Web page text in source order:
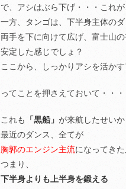
で、アシはぶら下げ・・・これ
一方、タンゴは、下半身主体のダ
両手を下に向けて広げ、富士山
安定した感じでしょ？
ここから、しっかりアシを活か
ってことを押さえておいて・・・
これも 「黒船」 が来航したせいか
最近のダンス、全てが
胸郭のエンジン主流になってきた
つまり、
下半身よりも上半身を鍛える